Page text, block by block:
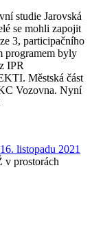
studie Jarovská
se mohli zapojit
3, participačního
programem byly
IPR
Městská část
Vozovna. Nyní
16. listopadu 2021
v prostorách